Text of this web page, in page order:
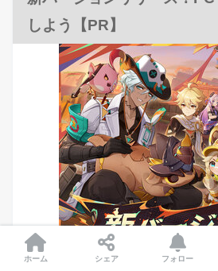
しよう【PR】
ホーム シェア フォロー